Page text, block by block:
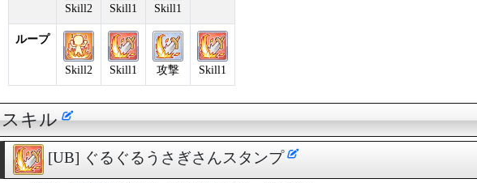
Skill2 Skill1 Skill1
ループ
Skill2 Skill1 攻撃 Skill1
スキル
[UB] ぐるぐるうさぎさんスタンプ